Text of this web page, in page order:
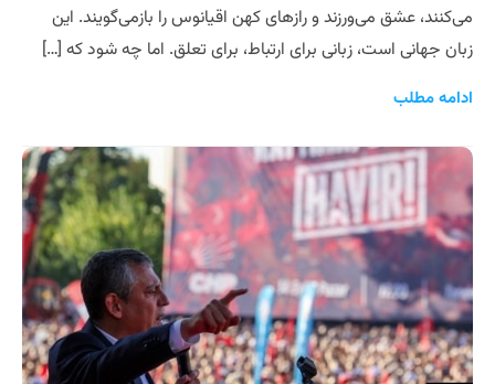
می‌کنند، عشق می‌ورزند و رازهای کهن اقیانوس را بازمی‌گویند. این
زبان جهانی است، زبانی برای ارتباط، برای تعلق. اما چه شود که […]
ادامه مطلب